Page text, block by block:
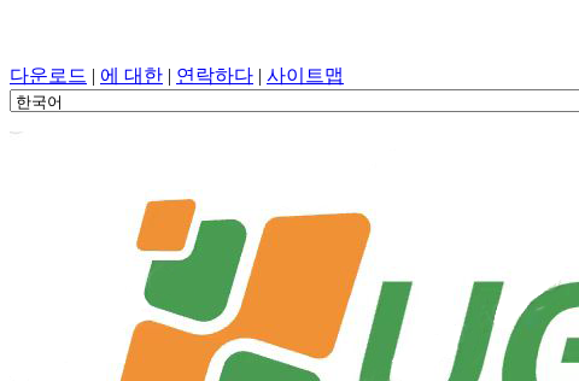
다운로드 | 에 대한 | 연락하다 | 사이트맵